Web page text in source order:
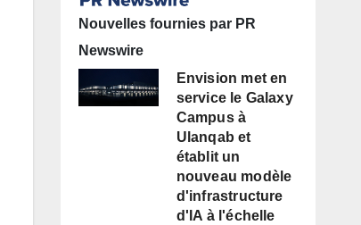
Nouvelles fournies par PR
Newswire
Envision met en
service le Galaxy
Campus à
Ulanqab et
établit un
nouveau modèle
d'infrastructure
d'IA à l'échelle